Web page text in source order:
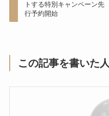
トする特別キャンペーン先
行予約開始
この記事を書いた人